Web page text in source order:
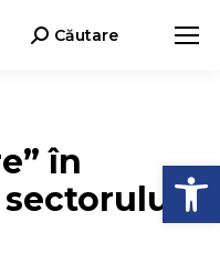
Search:Căutare
în